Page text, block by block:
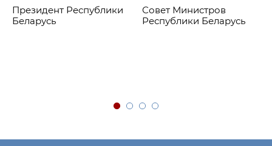
Президент Республики
Беларусь
Совет Министров
Республики Беларусь